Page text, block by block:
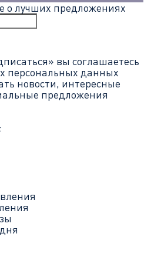
о лучших предложениях
вы соглашаетесь
персональных данных
новости, интересные
предложения